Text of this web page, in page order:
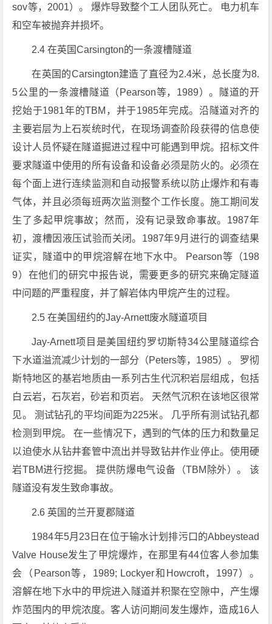
sov等，2001）。 爆炸导致整个工人团队死亡。 电力机车
和空车被抛弃并损坏。
2.4 在英国Carsington的一条渡槽隧道
在英国的Carsington建造了直径为2.4米，总长度为8.
5公里的一条渡槽隧道（Pearson等，1989）。隧道的开
挖始于1981年的TBM，并于1985年完成。沿隧道对齐的
主要岩层为上石炭统时代，在现场调查阶段获得的信息使
设计人员怀疑在隧道掘进过程中可能遇到甲烷。招标文件
要求隧道中使用的所有设备和设备必须是防火的。必须在
每个面上进行连续监测和自动报警系统以防止爆炸和有毒
气体，并且必须每班两次监测整个工作长度。施工期间发
生了多起甲烷事故；然而，没有记录致命事故。1987年
初，渡槽因液压试验而关闭。1987年9月进行的调查结果
证实，隧道中的甲烷溶解在地下水中。 Pearson等（198
9）在他们的研究中报告说，需要更多的研究来确定隧道
中问题的严重程度，并了解岩体内甲烷产生的过程。
2.5 在美国纽约的Jay-Arnett废水隧道项目
Jay-Arnett项目是美国纽约罗切斯特34公里隧道综合
下水道溢流减少计划的一部分（Peters等，1985）。 罗彻
斯特地区的基岩地质由一系列古生代沉积岩层组成，包括
白云岩，石灰岩，砂岩和页岩。 天然气沉积在该地区很常
见。 测试钻孔的平均间距为225米。 几乎所有测试钻孔都
检测到甲烷。 在一些情况下，遇到的气体的压力和数量足
以迫使水从钻井套管中流出并导致钻井作业停止。使用硬
岩TBM进行挖掘。 提供防爆电气设备（TBM除外）。 该
隧道没有发生致命事故。
2.6 英国的兰开夏郡隧道
1984年5月23日在位于输水计划排污口的Abbeystead
Valve House发生了甲烷爆炸，在那里有44位客人参加集
会（Pearson等，1989; Lockyer和Howcroft，1997）。
溶解在地下水中的甲烷进入隧道并积聚在空隙中，产生爆
炸范围内的甲烷浓度。客人访问期间发生爆炸，造成16人